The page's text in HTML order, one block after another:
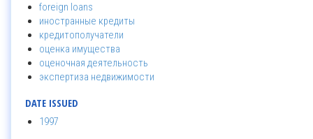
foreign loans
иностранные кредиты
кредитополучатели
оценка имущества
оценочная деятельность
экспертиза недвижимости
DATE ISSUED
1997